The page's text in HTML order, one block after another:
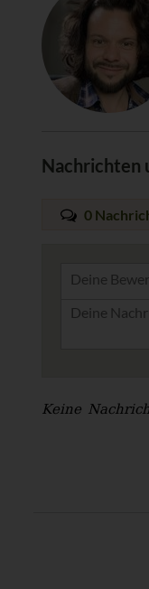
Nachrichten
0
Deine
Keine